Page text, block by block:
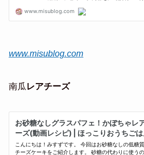
www.misublog.com
南瓜レアチーズ